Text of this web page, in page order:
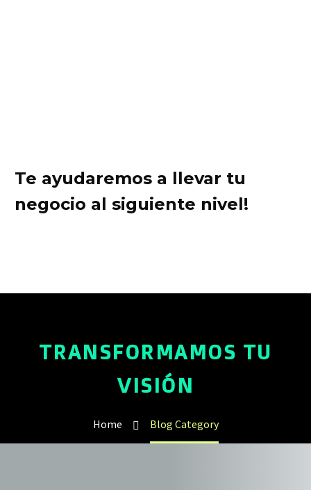
Te ayudaremos a llevar tu
negocio al siguiente nivel!
TRANSFORMAMOS TU
VISIÓN
Home Blog Category